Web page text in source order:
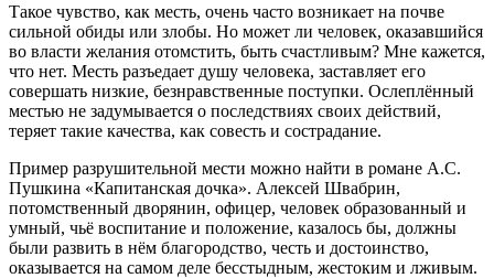
Такое чувство, как месть, очень часто возникает на почве
сильной обиды или злобы. Но может ли человек, оказавшийся
во власти желания отомстить, быть счастливым? Мне кажется,
что нет. Месть разъедает душу человека, заставляет его
совершать низкие, безнравственные поступки. Ослеплённый
местью не задумывается о последствиях своих действий,
теряет такие качества, как совесть и сострадание.
Пример разрушительной мести можно найти в романе А.С.
Пушкина «Капитанская дочка». Алексей Швабрин,
потомственный дворянин, офицер, человек образованный и
умный, чьё воспитание и положение, казалось бы, должны
были развить в нём благородство, честь и достоинство,
оказывается на самом деле бесстыдным, жестоким и лживым.